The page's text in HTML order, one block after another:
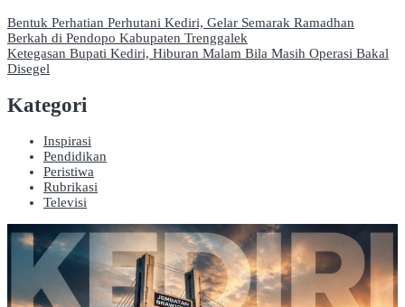
Navigasi
pos
Bentuk Perhatian Perhutani Kediri, Gelar Semarak Ramadhan
Berkah di Pendopo Kabupaten Trenggalek
Ketegasan Bupati Kediri, Hiburan Malam Bila Masih Operasi Bakal
Disegel
Kategori
Inspirasi
Pendidikan
Peristiwa
Rubrikasi
Televisi